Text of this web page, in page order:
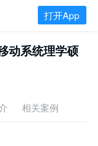
打开App
动系统理学硕
相关案例